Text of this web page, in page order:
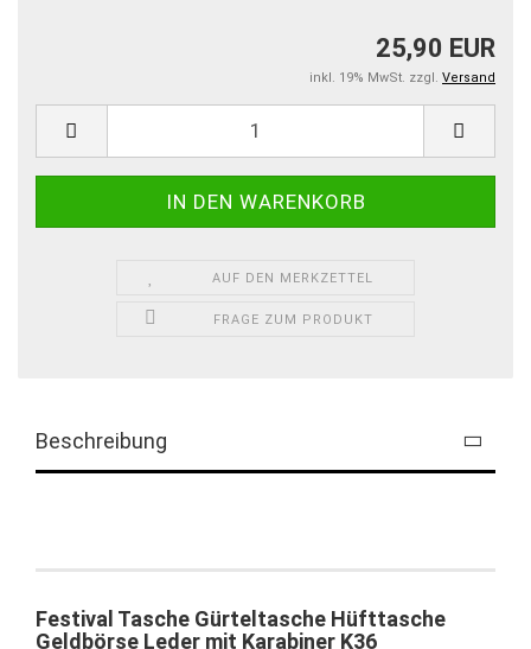
25,90 EUR
inkl. 19% MwSt. zzgl. Versand
AUF DEN MERKZETTEL
FRAGE ZUM PRODUKT
Beschreibung
Festival Tasche Gürteltasche Hüfttasche
Geldbörse Leder mit Karabiner K36